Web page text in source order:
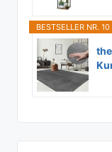
BESTSELLER NR. 10